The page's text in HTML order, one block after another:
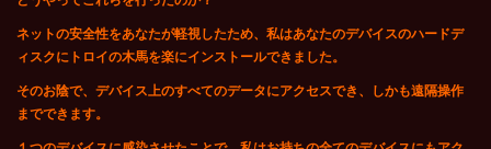
ネットの安全性をあなたが軽視したため、私はあなたのデバイスのハードデ
ィスクにトロイの木馬を楽にインストールできました。
そのお陰で、デバイス上のすべてのデータにアクセスでき、しかも遠隔操作
までできます。